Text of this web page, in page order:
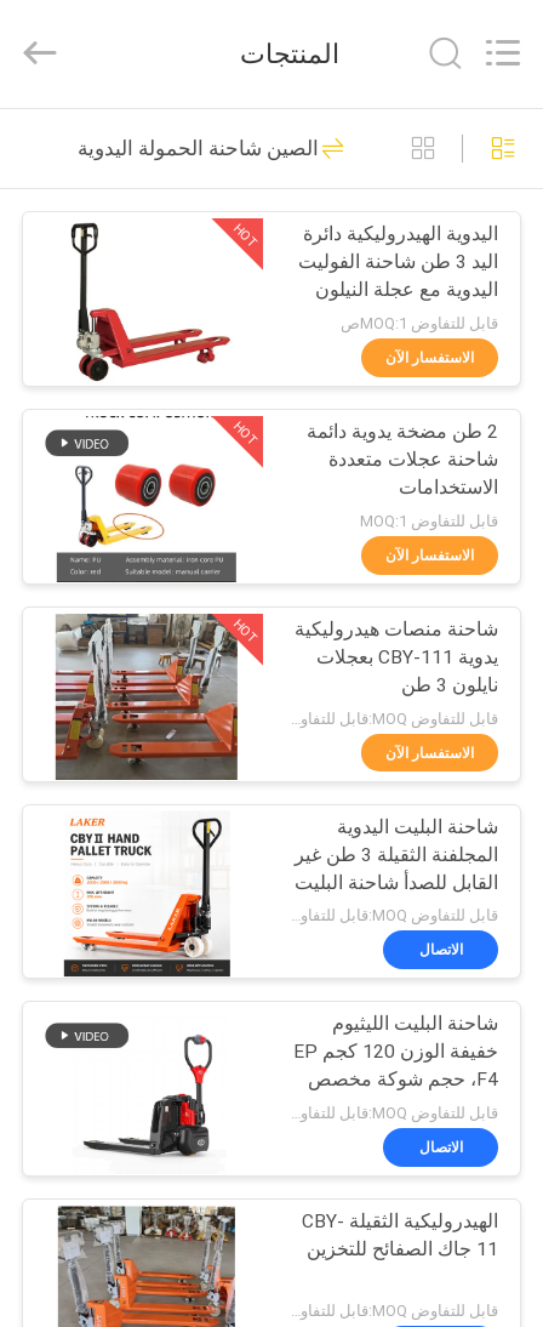
منزل
المنتجات
حول
جولة
المعمل
ضبط
الجودة
اتصل
أخبار
خريطة
الموقع
سياسة
الخصوصية
AUTOPARTS
CO.,LIMITED.
Reserved.
أجزاء البطارية رافعة
شوكية
133
رافعة شوكية الجر
البطارية
140
رافعة شوكية لشحن
البطاريات
69
موصل البطارية رافعة
شوكية
27
رافعة شوكية الاطارات
آلة الصحافة
49
المنتجات
الصين شاحنة الحمولة اليدوية
HOT
اليدوية الهيدروليكية دائرة
اليد 3 طن شاحنة الفوليت
اليدوية مع عجلة النيلون
قابل للتفاوض MOQ:1ص
الاستفسار الآن
HOT
2 طن مضخة يدوية دائمة
شاحنة عجلات متعددة
الاستخدامات
قابل للتفاوض MOQ:1
الاستفسار الآن
HOT
شاحنة منصات هيدروليكية
يدوية CBY-111 بعجلات
نايلون 3 طن
الاستفسار الآن
شاحنة البليت اليدوية
المجلفنة الثقيلة 3 طن غير
القابل للصدأ شاحنة البليت
اليدوية ذات المظهر
المنخفض
قابل للتفاوض MOQ:قابل للتفاوض
الاتصال
شاحنة البليت الليثيوم
خفيفة الوزن 120 كجم EP
F4، حجم شوكة مخصص
للتعامل مع لوجستيات
مستودعات التجارة
الإلكترونية
قابل للتفاوض MOQ:قابل للتفاوض
الاتصال
الهيدروليكية الثقيلة CBY-
11 جاك الصفائح للتخزين